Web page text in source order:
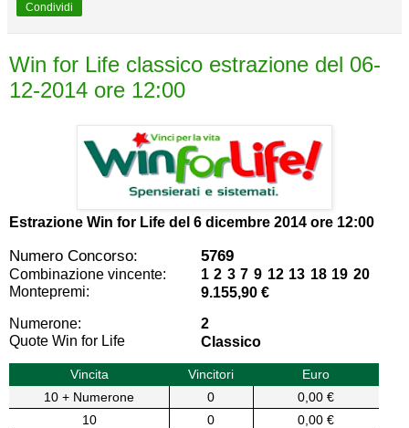
Condividi
Win for Life classico estrazione del 06-
12-2014 ore 12:00
Estrazione Win for Life del 6 dicembre 2014 ore 12:00
Numero Concorso: 5769
Combinazione vincente:
1 2 3 7 9 12 13 18 19 20
Montepremi:
9.155,90 €
Numerone:
2
Quote Win for Life
Classico
Vincita Vincitori
Euro
10 + Numerone
0
0,00 €
10
0
0,00 €